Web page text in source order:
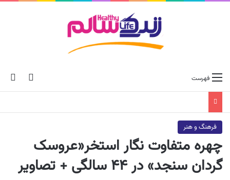
skin فهرست
فرهنگ و هنر
چهره متفاوت نگار استخر«عروسک
گردان سنجد» در ۴۴ سالگی + تصاویر